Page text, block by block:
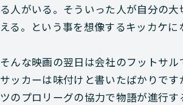
る人がいる。そういった人が自分の大
える。という事を想像するキッカケに
そんな映画の翌日は会社のフットサル
サッカーは味付けと書いたばかりです
ツのプロリーグの協力で物語が進行す